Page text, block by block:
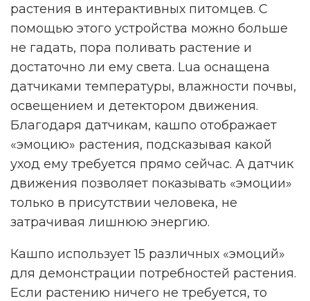
растения в интерактивных питомцев. С
помощью этого устройства можно больше
не гадать, пора поливать растение и
достаточно ли ему света. Lua оснащена
датчиками температуры, влажности почвы,
освещением и детектором движения.
Благодаря датчикам, кашпо отображает
«эмоцию» растения, подсказывая какой
уход ему требуется прямо сейчас. А датчик
движения позволяет показывать «эмоции»
только в присутствии человека, не
затрачивая лишнюю энергию.
Кашпо использует 15 различных «эмоций»
для демонстрации потребностей растения.
Если растению ничего не требуется, то